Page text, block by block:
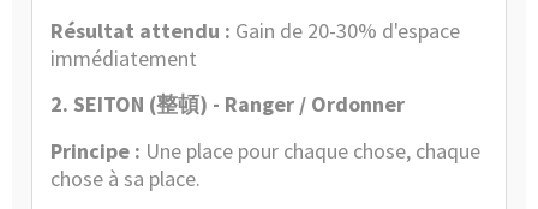
Résultat attendu : Gain de 20-30% d'espace
immédiatement
2. SEITON (整頓) - Ranger / Ordonner
Principe : Une place pour chaque chose, chaque
chose à sa place.